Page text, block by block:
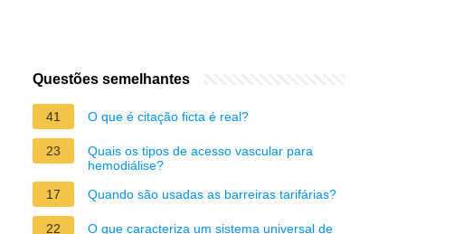
Questões semelhantes
41 O que é citação ficta é real?
23
Quais os tipos de acesso vascular para
hemodiálise?
17
Quando são usadas as barreiras tarifárias?
22
O que caracteriza um sistema universal de